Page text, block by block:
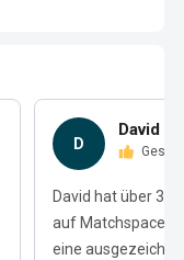
D
David K.
David hat über 3
auf Matchspace
eine